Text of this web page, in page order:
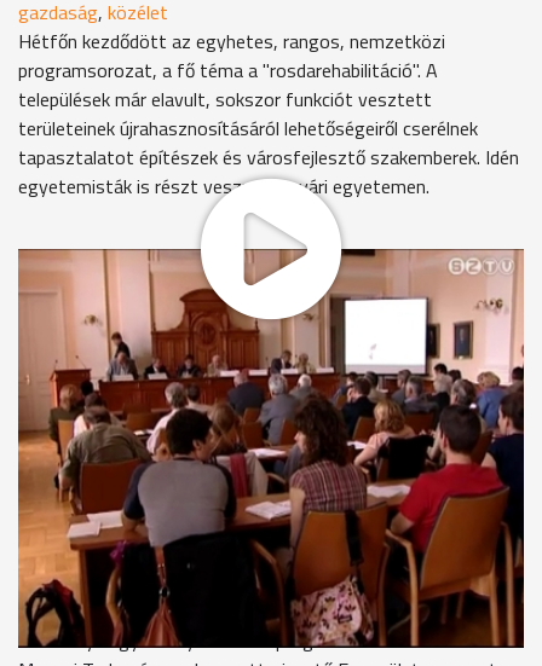
gazdaság, közélet
Hétfőn kezdődött az egyhetes, rangos, nemzetközi
programsorozat, a fő téma a "rosdarehabilitáció". A
települések már elavult, sokszor funkciót vesztett
területeinek újrahasznosításáról lehetőségeiről cserélnek
tapasztalatot építészek és városfejlesztő szakemberek. Idén
egyetemisták is részt vesznek a nyári egyetemen.
Közel 90-en érkeztek az ország minden pontjáról és külföldről
is a 44. Savaria Urbanisztikai Nyári Egyetemre. A
résztvevőket a Vas Megyei Közgyűlés elnöke és
Szombathely polgármestere is köszöntötte.
Puskás Tivadar polgármester, Szombathely
Olyan 44 éves hagyomány folytatása és jövője látszik itt,
ami Szombathely és Vas megye értékeit mutatja.
Puskás Tivadar arra kérte a résztvevőket, szakmailag
megalapozott ötleteket dolgozzanak ki arra, miként lehetne
hasznosítani az úgynevezett barnamezős területeket.
A komoly hagyományokkal bíró programsorozatot a Vas